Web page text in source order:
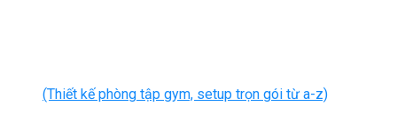
(Thiết kế phòng tập gym, setup trọn gói từ a-z)